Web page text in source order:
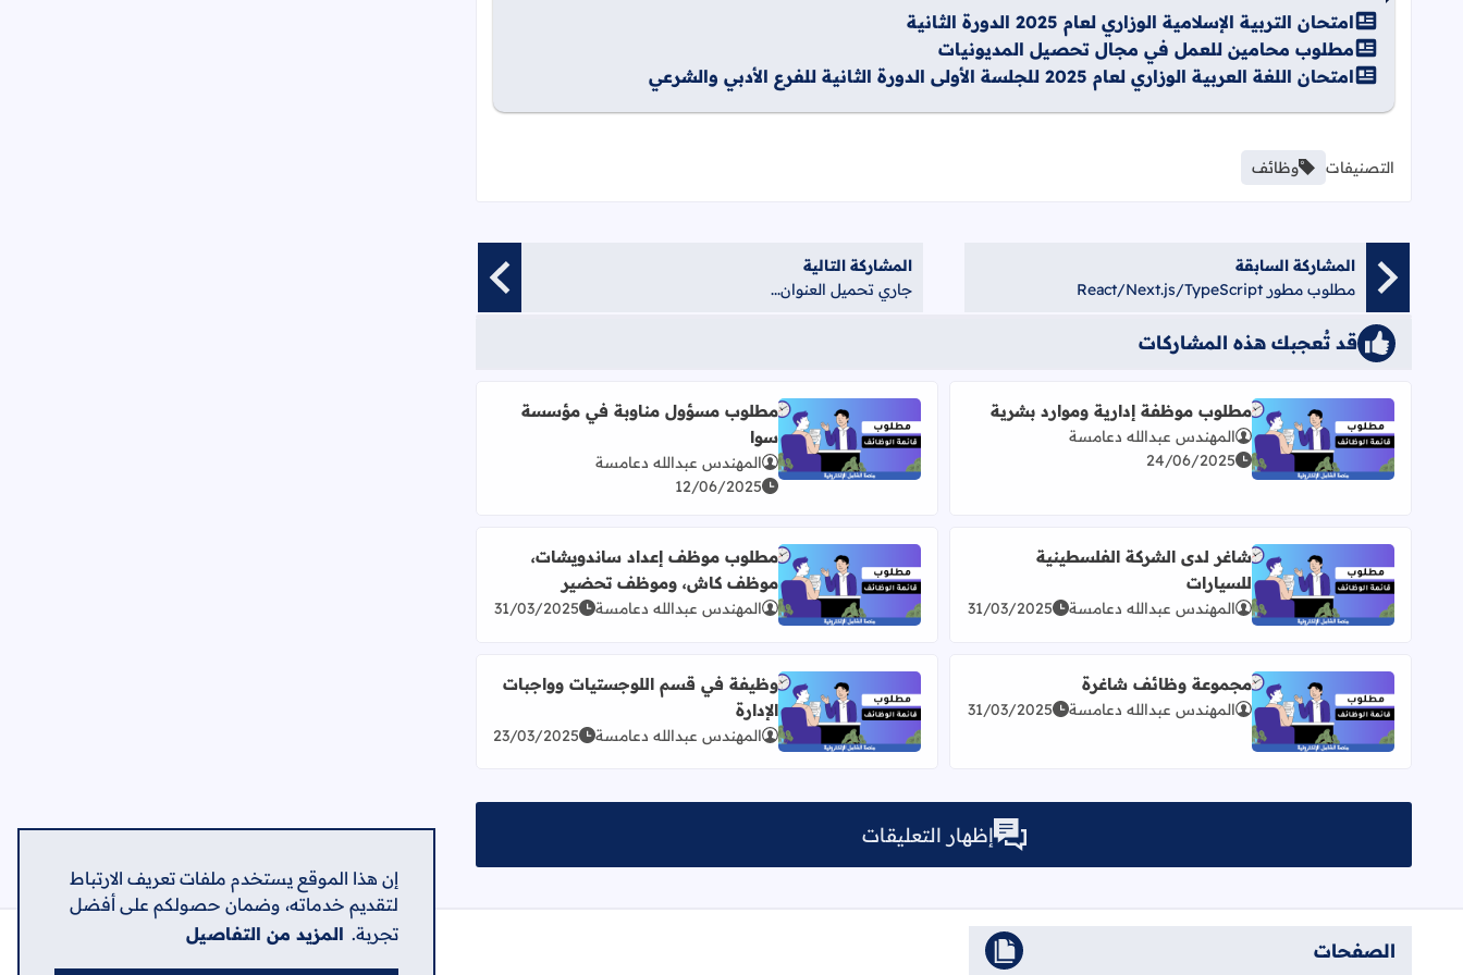
إن هذا الموقع يستخدم ملفات تعريف الارتباط
لتقديم خدماته، وضمان حصولكم على أفضل
تجربة. المزيد من التفاصيل
امتحان التربية الإسلامية الوزاري لعام 2025 الدورة الثانية
مطلوب محامين للعمل في مجال تحصيل المديونيات
امتحان اللغة العربية الوزاري لعام 2025 للجلسة الأولى الدورة الثانية للفرع الأدبي والشرعي
التصنيفات وظائف
المشاركة السابقة
مطلوب مطور React/Next.js/TypeScript
المشاركة التالية
جاري تحميل العنوان...
قد تُعجبك هذه المشاركات
اقرأ المزيد عن مطلوب موظفة إدارية وموارد بشرية
مطلوب موظفة إدارية وموارد بشرية
المهندس عبدالله دعامسة
24/06/2025
اقرأ المزيد عن مطلوب مسؤول مناوبة في مؤسسة سوا
مطلوب مسؤول مناوبة في مؤسسة
سوا
المهندس عبدالله دعامسة
12/06/2025
اقرأ المزيد عن شاغر لدى الشركة الفلسطينية للسيارات
شاغر لدى الشركة الفلسطينية
للسيارات
المهندس عبدالله دعامسة 31/03/2025
اقرأ المزيد عن مطلوب موظف إعداد ساندويشات، موظف كاش، وموظف تحضير
مطلوب موظف إعداد ساندويشات،
موظف كاش، وموظف تحضير
المهندس عبدالله دعامسة 31/03/2025
اقرأ المزيد عن مجموعة وظائف شاغرة
مجموعة وظائف شاغرة
المهندس عبدالله دعامسة 31/03/2025
اقرأ المزيد عن وظيفة في قسم اللوجستيات وواجبات الإدارة
وظيفة في قسم اللوجستيات وواجبات
الإدارة
المهندس عبدالله دعامسة 23/03/2025
إظهار التعليقات
الصفحات